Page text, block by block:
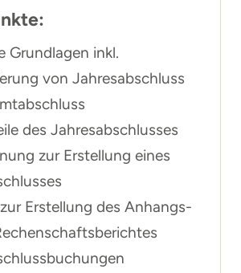
Grundlagen inkl.
von Jahresabschluss
des Jahresabschlusses
zur Erstellung eines
Erstellung des Anhangs-